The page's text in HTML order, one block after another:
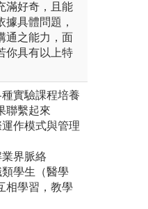
滿好奇，且能
具體問題，
通之能力，面
你具有以上特
實驗課程培養
聯繫起來
作模式與管理
界脈絡
學生（醫學
相學習，教學